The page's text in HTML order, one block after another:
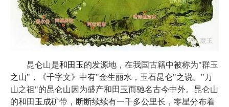
昆仑山是和田玉的发源地，在我国古籍中被称为"群玉
之山"，《千字文》中有"金生丽水，玉石昆仑"之说。"万
山之祖"的昆仑山因为盛产和田玉而驰名古今中外。昆仑山
的和田玉成矿带，断断续续有一千多公里长，零星分布着